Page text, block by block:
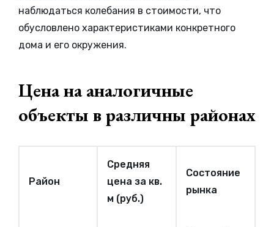
наблюдаться колебания в стоимости, что
обусловлено характеристиками конкретного
дома и его окружения.
Цена на аналогичные
объекты в различны районах
Район
Средняя
цена за кв.
м (руб.)
Состояние
рынка